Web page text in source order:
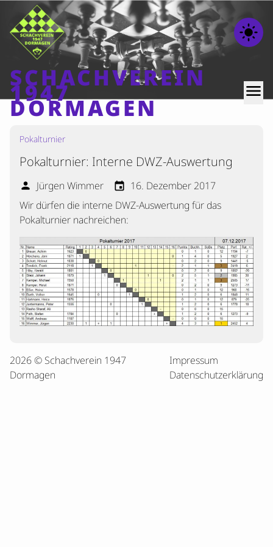
light_mode
SCHACHVEREIN
1947
DORMAGEN
menu
Home
Beiträge
Mannschaften
Ranglisten
Termine
Verschiedenes
Kontakt
Pokalturnier
Pokalturnier: Interne DWZ-Auswertung
person Jürgen Wimmer event 16. Dezember 2017
Wir dürfen die interne DWZ-Auswertung für das
Pokalturnier nachreichen:
2026 © Schachverein 1947
Dormagen
Impressum
Datenschutzerklärung